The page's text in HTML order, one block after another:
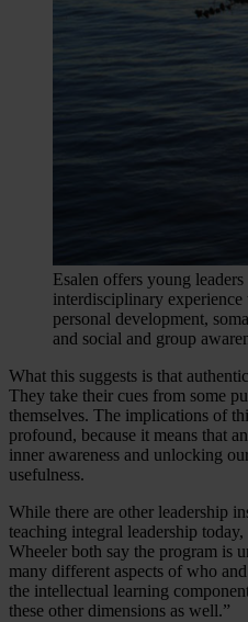
Esalen offers young
interdisciplinary experience
personal development,
and social and group
What this suggests is that
They take their cues from some
themselves. The implications of
profound, because it means that
inner awareness and unlocking
usefulness.
While there are other leadership
teaching integral leadership
Wheeler both say the program is
many different aspects of who
the intellectual learning
these other dimensions as well.”